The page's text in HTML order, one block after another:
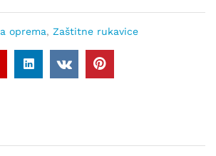
oprema, Zaštitne rukavice